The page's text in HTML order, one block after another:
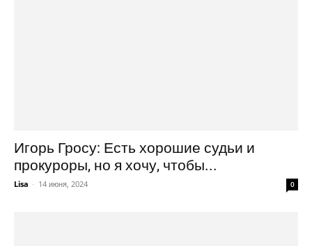
Игорь Гросу: Есть хорошие судьи и
прокуроры, но я хочу, чтобы...
Lisa - 14 июня, 2024 0